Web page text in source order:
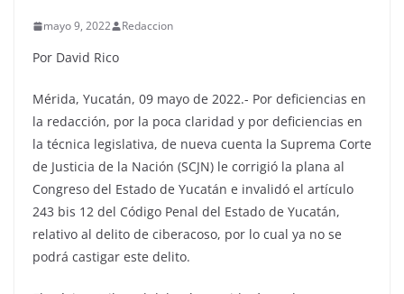
mayo 9, 2022 Redaccion
Por David Rico
Mérida, Yucatán, 09 mayo de 2022.- Por deficiencias en
la redacción, por la poca claridad y por deficiencias en
la técnica legislativa, de nueva cuenta la Suprema Corte
de Justicia de la Nación (SCJN) le corrigió la plana al
Congreso del Estado de Yucatán e invalidó el artículo
243 bis 12 del Código Penal del Estado de Yucatán,
relativo al delito de ciberacoso, por lo cual ya no se
podrá castigar este delito.